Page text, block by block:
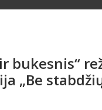
bukesnis“
„Be